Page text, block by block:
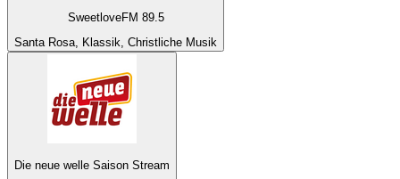
SweetloveFM 89.5
Santa Rosa, Klassik, Christliche Musik
Die neue welle Saison Stream